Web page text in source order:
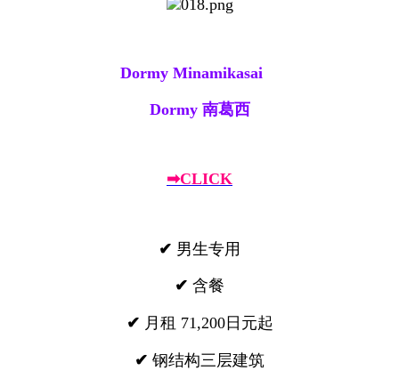
Dormy Minamikasai
Dormy 南葛西
➡CLICK
✔ 男生专用
✔ 含餐
✔ 月租 71,200日元起
✔ 钢结构三层建筑